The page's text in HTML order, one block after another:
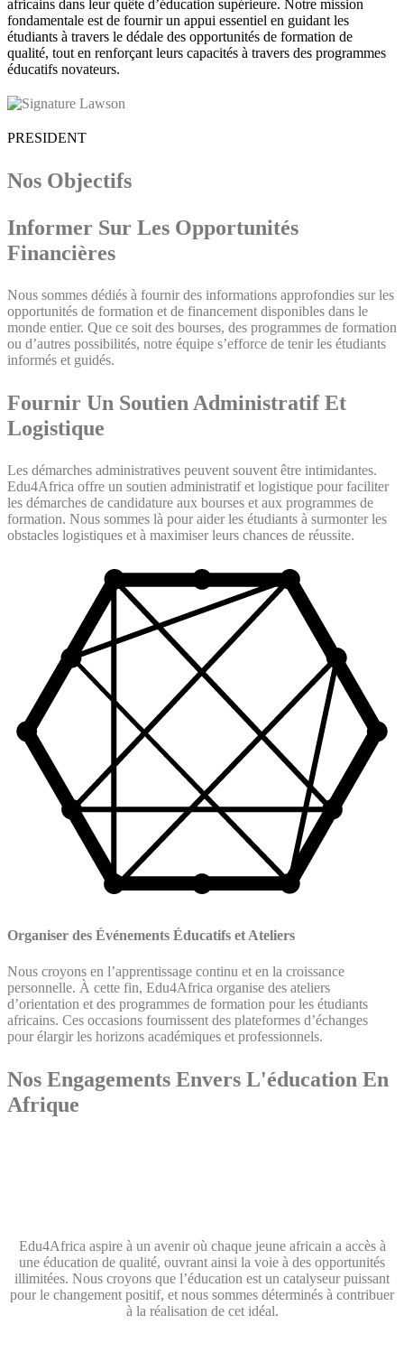
africains dans leur quête d’éducation supérieure. Notre mission
fondamentale est de fournir un appui essentiel en guidant les
étudiants à travers le dédale des opportunités de formation de
qualité, tout en renforçant leurs capacités à travers des programmes
éducatifs novateurs.
PRESIDENT
Nos Objectifs
Informer Sur Les Opportunités
Financières
Nous sommes dédiés à fournir des informations approfondies sur les
opportunités de formation et de financement disponibles dans le
monde entier. Que ce soit des bourses, des programmes de formation
ou d’autres possibilités, notre équipe s’efforce de tenir les étudiants
informés et guidés.
Fournir Un Soutien Administratif Et
Logistique
Les démarches administratives peuvent souvent être intimidantes.
Edu4Africa offre un soutien administratif et logistique pour faciliter
les démarches de candidature aux bourses et aux programmes de
formation. Nous sommes là pour aider les étudiants à surmonter les
obstacles logistiques et à maximiser leurs chances de réussite.
Organiser des Événements Éducatifs et Ateliers
Nous croyons en l’apprentissage continu et en la croissance
personnelle. À cette fin, Edu4Africa organise des ateliers
d’orientation et des programmes de formation pour les étudiants
africains. Ces occasions fournissent des plateformes d’échanges
pour élargir les horizons académiques et professionnels.
Nos Engagements Envers L'éducation En
Afrique
Edu4Africa aspire à un avenir où chaque jeune africain a accès à
une éducation de qualité, ouvrant ainsi la voie à des opportunités
illimitées. Nous croyons que l’éducation est un catalyseur puissant
pour le changement positif, et nous sommes déterminés à contribuer
à la réalisation de cet idéal.